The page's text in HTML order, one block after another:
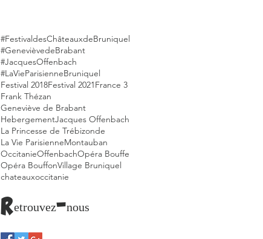
#FestivaldesChâteauxdeBruniquel
#GenevièvedeBrabant
#JacquesOffenbach
#LaVieParisienneBruniquel
Festival 2018Festival 2021France 3
Frank Thézan
Geneviève de Brabant
HebergementJacques Offenbach
La Princesse de Trébizonde
La Vie ParisienneMontauban
OccitanieOffenbachOpéra Bouffe
Opéra BouffonVillage Bruniquel
chateauxoccitanie
Retrouvez-nous